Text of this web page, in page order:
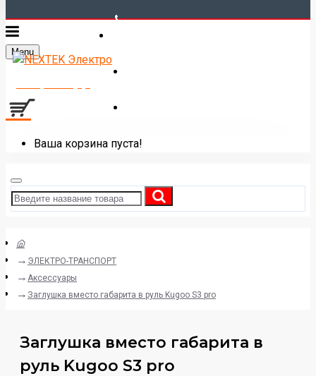
Menu
Ваша корзина пуста!
ЭЛЕКТРО-ТРАНСПОРТ
Аксессуары
Заглушка вместо габарита в руль Kugoo S3 pro
Заглушка вместо габарита в
руль Kugoo S3 pro